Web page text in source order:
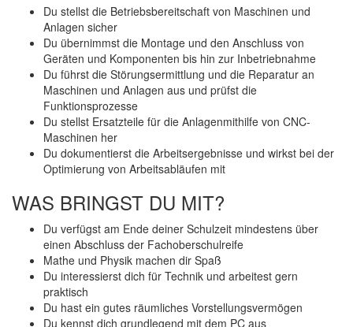
Du stellst die Betriebsbereitschaft von Maschinen und
Anlagen sicher
Du übernimmst die Montage und den Anschluss von
Geräten und Komponenten bis hin zur Inbetriebnahme
Du führst die Störungsermittlung und die Reparatur an
Maschinen und Anlagen aus und prüfst die
Funktionsprozesse
Du stellst Ersatzteile für die Anlagenmithilfe von CNC-
Maschinen her
Du dokumentierst die Arbeitsergebnisse und wirkst bei der
Optimierung von Arbeitsabläufen mit
WAS BRINGST DU MIT?
Du verfügst am Ende deiner Schulzeit mindestens über
einen Abschluss der Fachoberschulreife
Mathe und Physik machen dir Spaß
Du interessierst dich für Technik und arbeitest gern
praktisch
Du hast ein gutes räumliches Vorstellungsvermögen
Du kennst dich grundlegend mit dem PC aus